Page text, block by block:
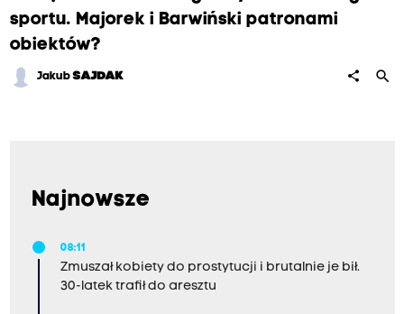
sportu. Majorek i Barwiński patronami
obiektów?
JakubSAJDAK share search
Najnowsze
08:11
Zmuszał kobiety do prostytucji i brutalnie je bił.
30-latek trafił do aresztu